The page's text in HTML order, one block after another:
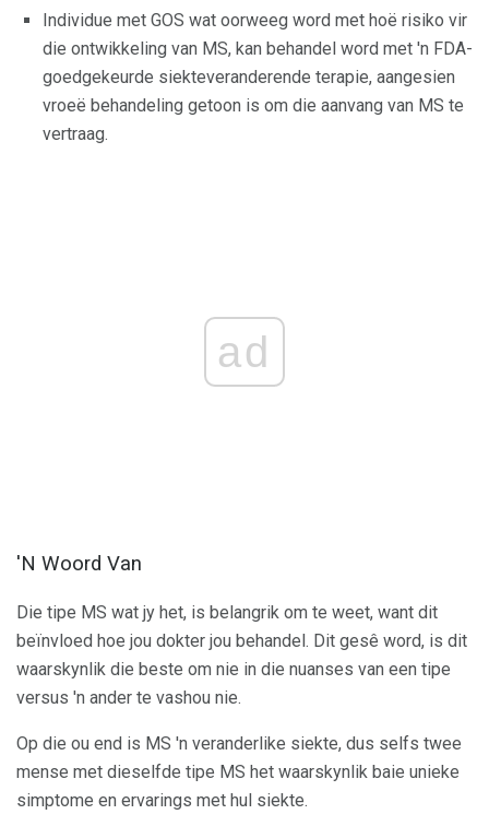
Individue met GOS wat oorweeg word met hoë risiko vir
die ontwikkeling van MS, kan behandel word met 'n FDA-
goedgekeurde siekteveranderende terapie, aangesien
vroeë behandeling getoon is om die aanvang van MS te
vertraag.
ad
'N Woord Van
Die tipe MS wat jy het, is belangrik om te weet, want dit
beïnvloed hoe jou dokter jou behandel. Dit gesê word, is dit
waarskynlik die beste om nie in die nuanses van een tipe
versus 'n ander te vashou nie.
Op die ou end is MS 'n veranderlike siekte, dus selfs twee
mense met dieselfde tipe MS het waarskynlik baie unieke
simptome en ervarings met hul siekte.